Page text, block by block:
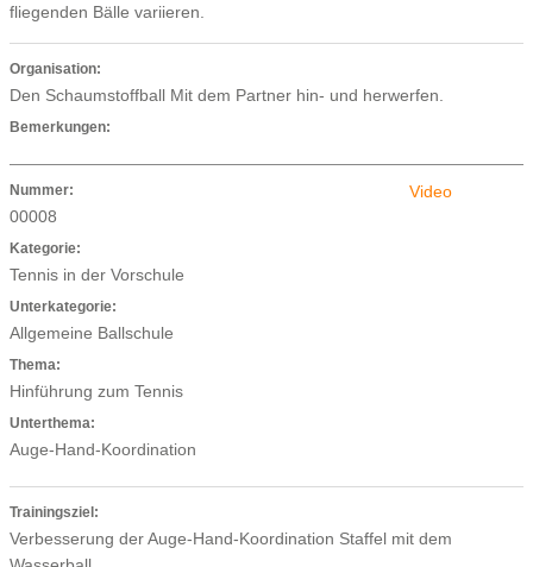
fliegenden Bälle variieren.
Organisation:
Den Schaumstoffball Mit dem Partner hin- und herwerfen.
Bemerkungen:
Nummer:
00008
Kategorie:
Tennis in der Vorschule
Unterkategorie:
Allgemeine Ballschule
Thema:
Hinführung zum Tennis
Unterthema:
Auge-Hand-Koordination
Video
Trainingsziel:
Verbesserung der Auge-Hand-Koordination Staffel mit dem